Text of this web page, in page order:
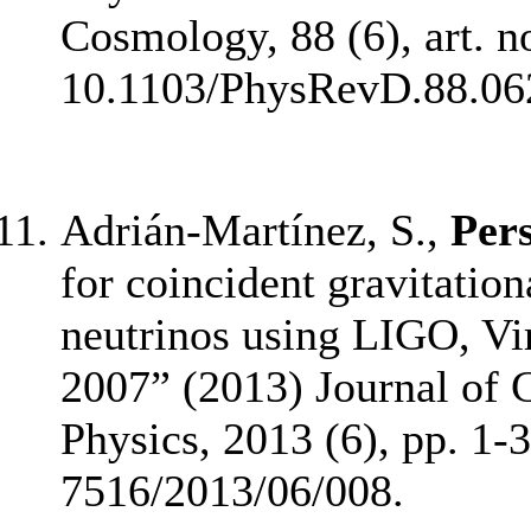
Cosmology, 88 (6), art.
10.1103/
Adrián-Martínez, S.,
for coincident
neutrinos using LIGO,
2007” (2013) Journal of
Physics, 2013 (6), pp.
7516/2013/06/008.